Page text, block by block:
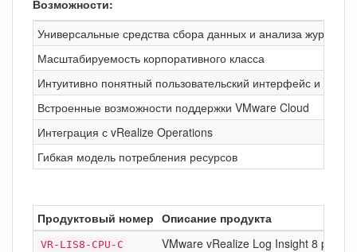
Возможности:
Универсальные средства сбора данных и анализа журналов
Масштабируемость корпоративного класса
Интуитивно понятный пользовательский интерфейс и
Встроенные возможности поддержки VMware Cloud
Интеграция с vRealize Operations
Гибкая модель потребления ресурсов
Продуктовый номер Описание продукта
VR-LIS8-CPU-C VMware vRealize Log Insight 8 per